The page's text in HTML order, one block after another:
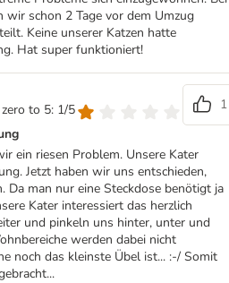
wir schon 2 Tage vor dem Umzug
Keine unserer Katzen hatte
Hat super funktioniert!
to 5: 1/5
1
ein riesen Problem. Unsere Kater
Jetzt haben wir uns entschieden,
Da man nur eine Steckdose benötigt ja
Kater interessiert das herzlich
und pinkeln uns hinter, unter und
werden dabei nicht
noch das kleinste Übel ist... :-/ Somit